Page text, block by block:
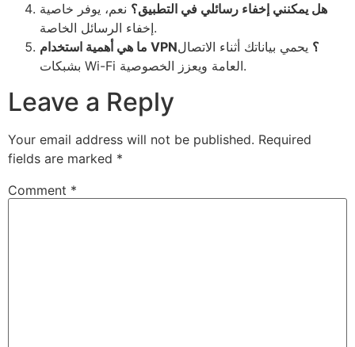
هل يمكنني إخفاء رسائلي في التطبيق؟ نعم، يوفر خاصية
إخفاء الرسائل الخاصة.
ما هي أهمية استخدام VPN؟ يحمي بياناتك أثناء الاتصال
بشبكات Wi-Fi العامة ويعزز الخصوصية.
Leave a Reply
Your email address will not be published. Required
fields are marked *
Comment *